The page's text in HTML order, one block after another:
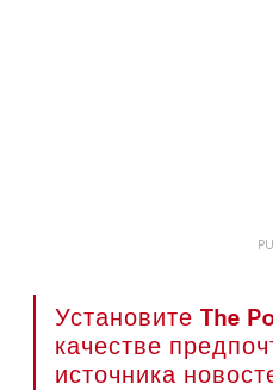
Установите The
качестве
источника